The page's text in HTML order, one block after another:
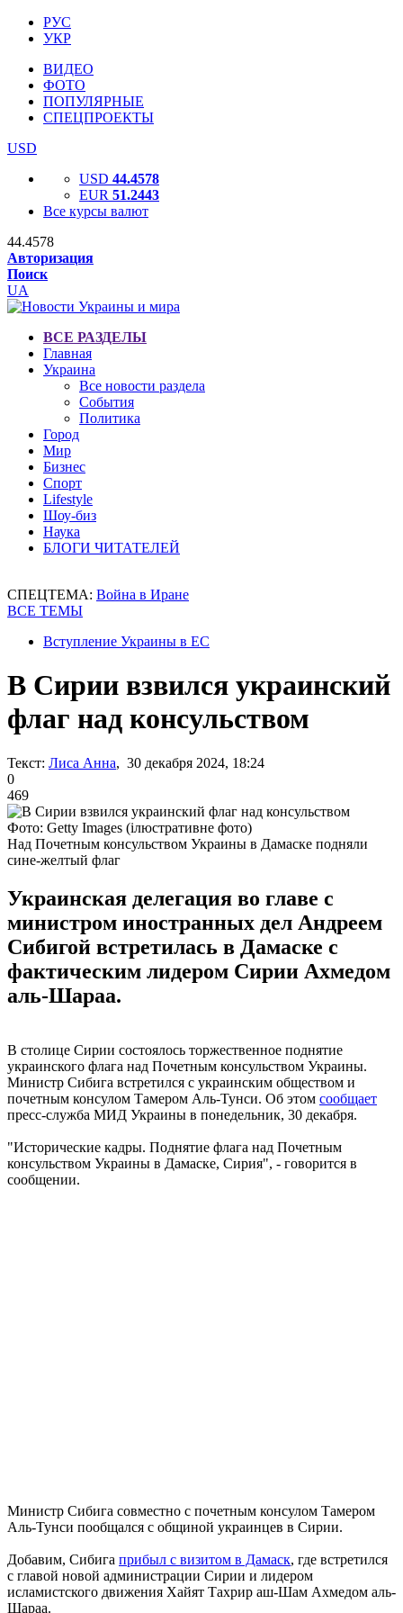
РУС
УКР
ВИДЕО
ФОТО
ПОПУЛЯРНЫЕ
СПЕЦПРОЕКТЫ
USD
USD 44.4578
EUR 51.2443
Все курсы валют
44.4578
Авторизация
Поиск
UA
ВСЕ РАЗДЕЛЫ
Главная
Украина
Все новости раздела
События
Политика
Город
Мир
Бизнес
Спорт
Lifestyle
Шоу-биз
Наука
БЛОГИ ЧИТАТЕЛЕЙ
СПЕЦТЕМА: Война в Иране
ВСЕ ТЕМЫ
Вступление Украины в ЕС
В Сирии взвился украинский
флаг над консульством
Текст: Лиса Анна, 30 декабря 2024, 18:24
0
469
Фото: Getty Images (ілюстративне фото)
Над Почетным консульством Украины в Дамаске подняли
сине-желтый флаг
Украинская делегация во главе с
министром иностранных дел Андреем
Сибигой встретилась в Дамаске с
фактическим лидером Сирии Ахмедом
аль-Шараа.
В столице Сирии состоялось торжественное поднятие
украинского флага над Почетным консульством Украины.
Министр Сибига встретился с украинским обществом и
почетным консулом Тамером Аль-Тунси. Об этом сообщает
пресс-служба МИД Украины в понедельник, 30 декабря.
"Исторические кадры. Поднятие флага над Почетным
консульством Украины в Дамаске, Сирия", - говорится в
сообщении.
Министр Сибига совместно с почетным консулом Тамером
Аль-Тунси пообщался с общиной украинцев в Сирии.
Добавим, Сибига прибыл с визитом в Дамаск, где встретился
с главой новой администрации Сирии и лидером
исламистского движения Хайят Тахрир аш-Шам Ахмедом аль-
Шараа.